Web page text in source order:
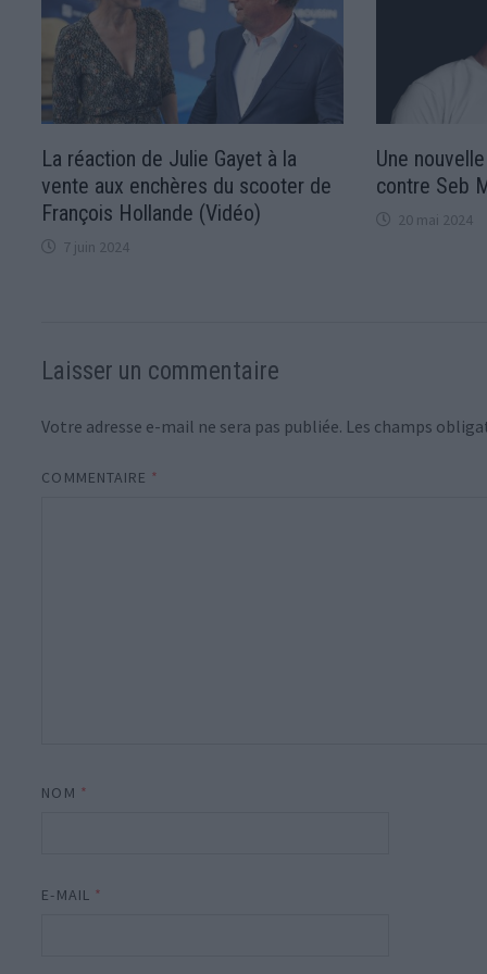
La réaction de Julie Gayet à la
vente aux enchères du scooter de
François Hollande (Vidéo)
7 juin 2024
Une
contre Seb
20 mai 2024
Laisser un commentaire
Votre adresse e-mail ne sera pas publiée. Les champs
COMMENTAIRE *
NOM *
E-MAIL *